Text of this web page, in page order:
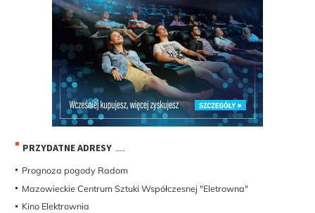
PRZYDATNE ADRESY
Prognoza pogody Radom
Mazowieckie Centrum Sztuki Współczesnej "Eletrowna"
Kino Elektrownia